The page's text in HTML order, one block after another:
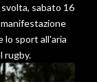
sabato 16
manifestazione
lo sport all'aria
rugby.